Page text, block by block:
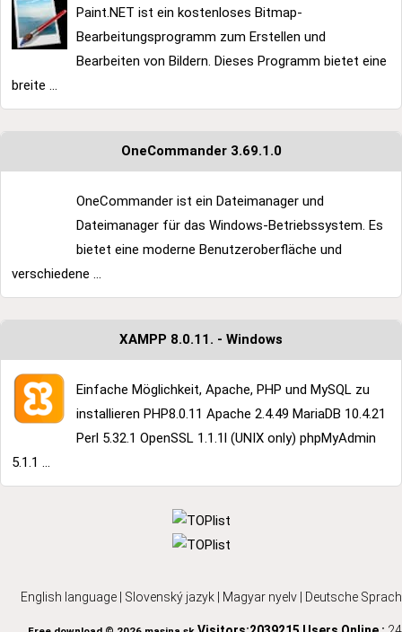
Paint.NET ist ein kostenloses Bitmap-
Bearbeitungsprogramm zum Erstellen und
Bearbeiten von Bildern. Dieses Programm bietet eine
breite ...
OneCommander 3.69.1.0
OneCommander ist ein Dateimanager und
Dateimanager für das Windows-Betriebssystem. Es
bietet eine moderne Benutzeroberfläche und
verschiedene ...
XAMPP 8.0.11. - Windows
Einfache Möglichkeit, Apache, PHP und MySQL zu
installieren PHP8.0.11 Apache 2.4.49 MariaDB 10.4.21
Perl 5.32.1 OpenSSL 1.1.1l (UNIX only) phpMyAdmin
5.1.1 ...
English language Slovenský jazyk Magyar nyelv Deutsche